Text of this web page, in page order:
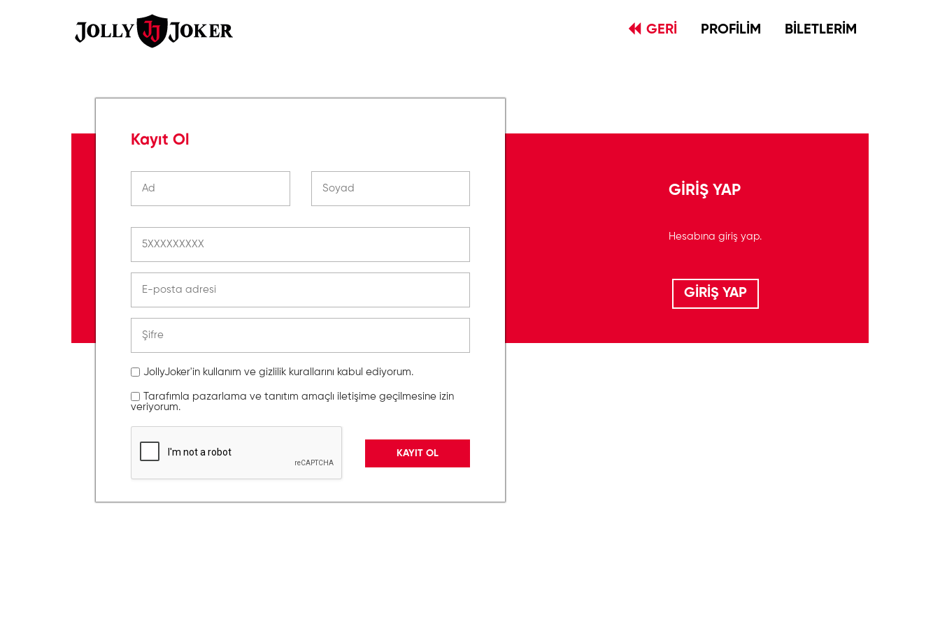
GERİ PROFİLİM BİLETLERİM
Kayıt Ol
JollyJoker'in kullanım ve gizlilik kurallarını kabul ediyorum.
Tarafımla pazarlama ve tanıtım amaçlı iletişime geçilmesine izin
veriyorum.
GİRİŞ YAP
Hesabına giriş yap.
GİRİŞ YAP